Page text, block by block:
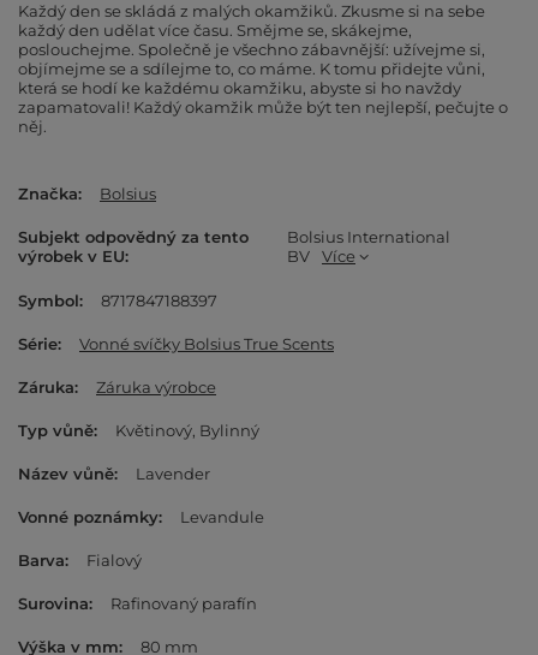
Každý den se skládá z malých okamžiků. Zkusme si na sebe
každý den udělat více času. Smějme se, skákejme,
poslouchejme. Společně je všechno zábavnější: užívejme si,
objímejme se a sdílejme to, co máme. K tomu přidejte vůni,
která se hodí ke každému okamžiku, abyste si ho navždy
zapamatovali! Každý okamžik může být ten nejlepší, pečujte o
něj.
Značka Bolsius
Subjekt odpovědný za tento
výrobek v EU
Bolsius International
BV
Více
Symbol 8717847188397
Série Vonné svíčky Bolsius True Scents
Záruka Záruka výrobce
Typ vůně Květinový Bylinný
Název vůně Lavender
Vonné poznámky Levandule
Barva Fialový
Surovina Rafinovaný parafín
Výška v mm 80 mm